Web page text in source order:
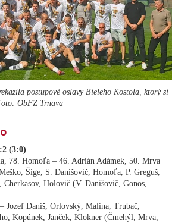
postupové oslavy Bieleho Kostola, ktorý si
ObFZ Trnava
(3:0)
78. Homoľa – 46. Adrián Adámek, 50. Mrva
Šige, S. Danišovič, Homoľa, P. Greguš,
Cherkasov, Holovič (V. Danišovič, Gonos,
Daniš, Orlovský, Malina, Trubač,
Kopúnek, Janček, Klokner (Čmehýl, Mrva,